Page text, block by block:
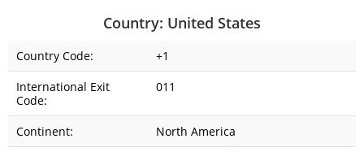
Country: United States
Country Code:
+1
International Exit
Code:
011
Continent:
North America